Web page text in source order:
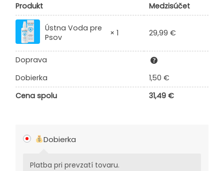
Produkt Medzisúčet
Ústna Voda pre
Psov
× 1 29,99 €
Doprava
Dobierka
1,50 €
Cena spolu
31,49 €
Dobierka
Platba pri prevzatí tovaru.